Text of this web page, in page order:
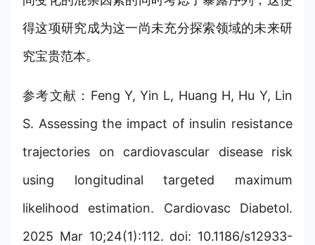
得这项研究成为这一尚未充分探索领域的未来研
究宝贵范本。
参考文献：Feng Y, Yin L, Huang H, Hu Y, Lin
S. Assessing the impact of insulin resistance
trajectories on cardiovascular disease risk
using longitudinal targeted maximum
likelihood estimation. Cardiovasc Diabetol.
2025 Mar 10;24(1):112. doi: 10.1186/s12933-